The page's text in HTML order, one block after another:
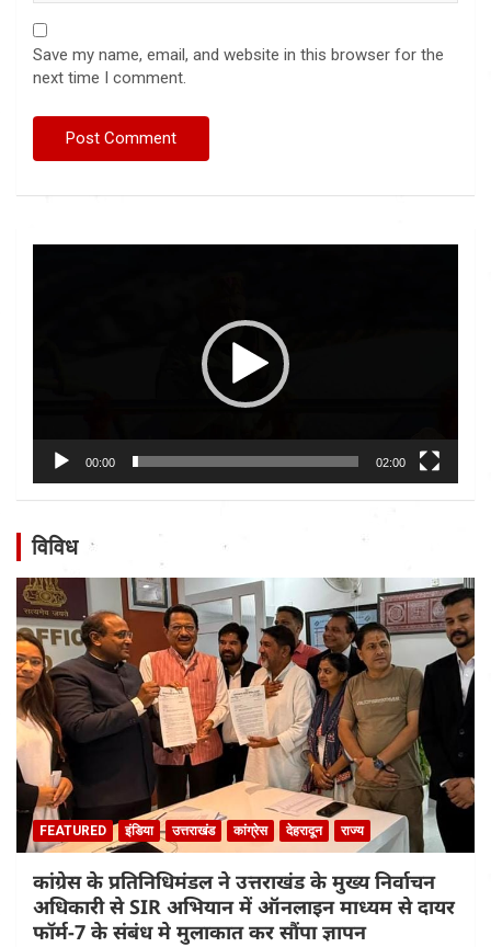
Save my name, email, and website in this browser for the
next time I comment.
00:00 02:00
विविध
FEATURED इंडिया उत्तराखंड कांग्रेस देहरादून राज्य
कांग्रेस के प्रतिनिधिमंडल ने उत्तराखंड के मुख्य निर्वाचन
अधिकारी से SIR अभियान में ऑनलाइन माध्यम से दायर
फॉर्म-7 के संबंध मे मुलाकात कर सौंपा ज्ञापन